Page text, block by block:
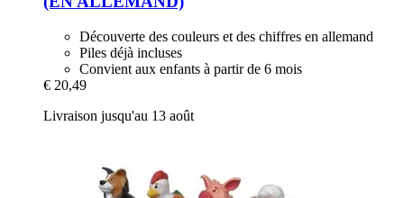
Découverte des couleurs et des chiffres en allemand
Piles déjà incluses
Convient aux enfants à partir de 6 mois
€ 20,49
Livraison jusqu'au 13 août